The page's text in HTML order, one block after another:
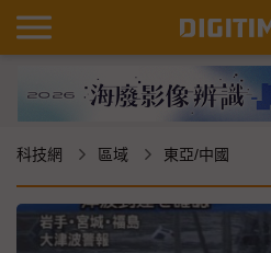
科技網 區域 東亞/中國